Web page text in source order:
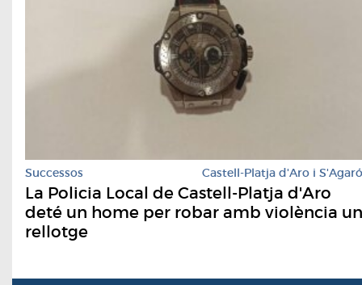
Successos Castell-Platja d'Aro i S'Agaró
La Policia Local de Castell-Platja d'Aro
deté un home per robar amb violència un
rellotge